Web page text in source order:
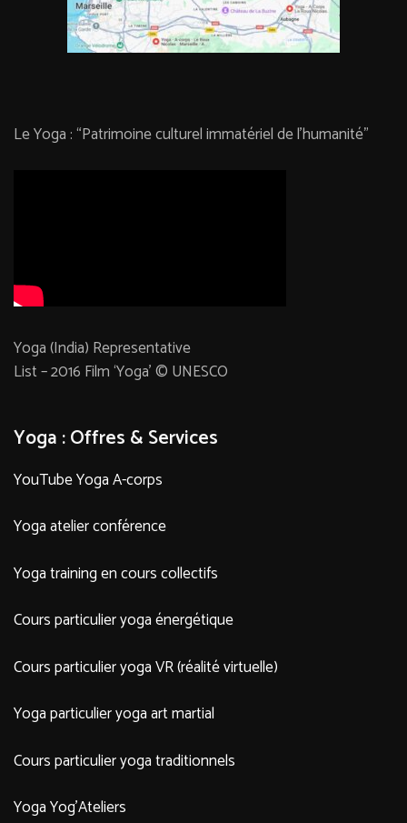
Le Yoga : “Patrimoine culturel immatériel de l’humanité”
Yoga (India) Representative
List – 2016 Film ‘Yoga’ © UNESCO
Yoga : Offres & Services
YouTube Yoga A-corps
Yoga atelier conférence
Yoga training en cours collectifs
Cours particulier yoga énergétique
Cours particulier yoga VR (réalité virtuelle)
Yoga particulier yoga art martial
Cours particulier yoga traditionnels
Yoga Yog’Ateliers